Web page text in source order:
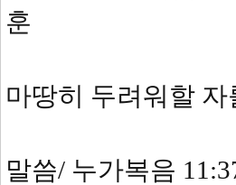
훈
마땅히 두려워할
말씀/ 누가복음